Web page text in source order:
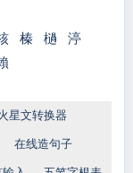
榛 檛
渟
星文转换器
在线造句子